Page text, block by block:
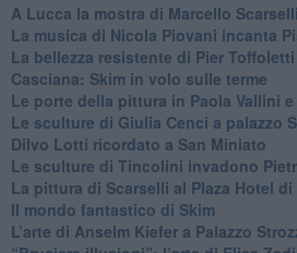
A Lucca la mostra di Marcello
​La musica di Nicola Piovani incanta
​La bellezza resistente di Pier Toffoletti
​Casciana: Skim in volo sulle terme
​Le porte della pittura in Paola Vallini
​Le sculture di Giulia Cenci a palazzo
​Dilvo Lotti ricordato a San Miniato
​Le sculture di Tincolini invadono
La pittura di Scarselli al Plaza Hotel di
​Il mondo fantastico di Skim
​L’arte di Anselm Kiefer a Palazzo